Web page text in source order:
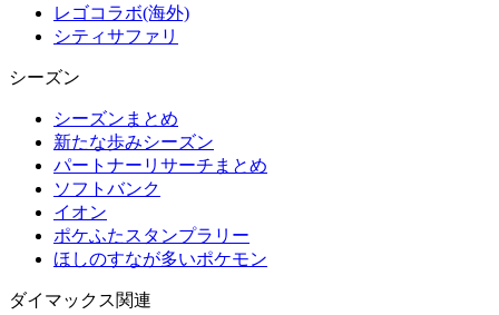
レゴコラボ(海外)
シティサファリ
シーズン
シーズンまとめ
新たな歩みシーズン
パートナーリサーチまとめ
ソフトバンク
イオン
ポケふたスタンプラリー
ほしのすなが多いポケモン
ダイマックス関連